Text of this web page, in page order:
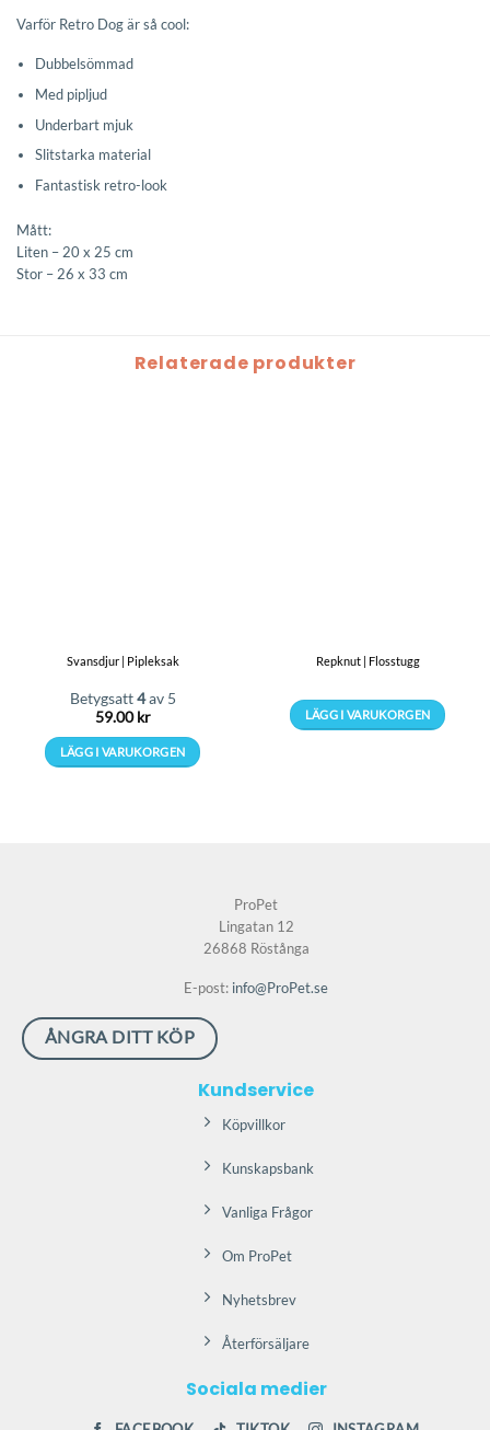
Varför Retro Dog är så cool:
Dubbelsömmad
Med pipljud
Underbart mjuk
Slitstarka material
Fantastisk retro-look
Mått:
Liten – 20 x 25 cm
Stor – 26 x 33 cm
Relaterade produkter
Svansdjur | Pipleksak
Betygsatt4av 5
59.00kr
LÄGG I VARUKORGEN
Repknut | Flosstugg
LÄGG I VARUKORGEN
ProPet
Lingatan 12
26868 Röstånga
E-post: info@ProPet.se
ÅNGRA DITT KÖP
Kundservice
Köpvillkor
Kunskapsbank
Vanliga Frågor
Om ProPet
Nyhetsbrev
Återförsäljare
Sociala medier